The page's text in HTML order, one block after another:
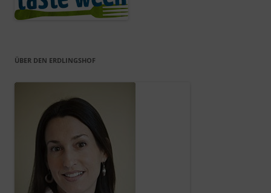
ÜBER DEN ERDLINGSHOF